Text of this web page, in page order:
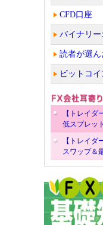
CFD口座
バイナリ
読者が選ん
ビットコ
【トレイ
低スプレッ
【トレイ
スワップ＆